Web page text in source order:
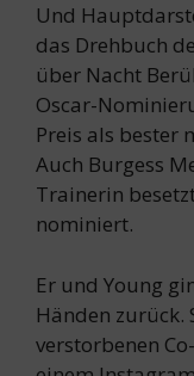
Und
das Drehbuch
über Nacht
Oscar-
Preis als bester
Auch Burgess
Trainerin
nominiert.
Er und Young
Händen zurück.
verstorbenen